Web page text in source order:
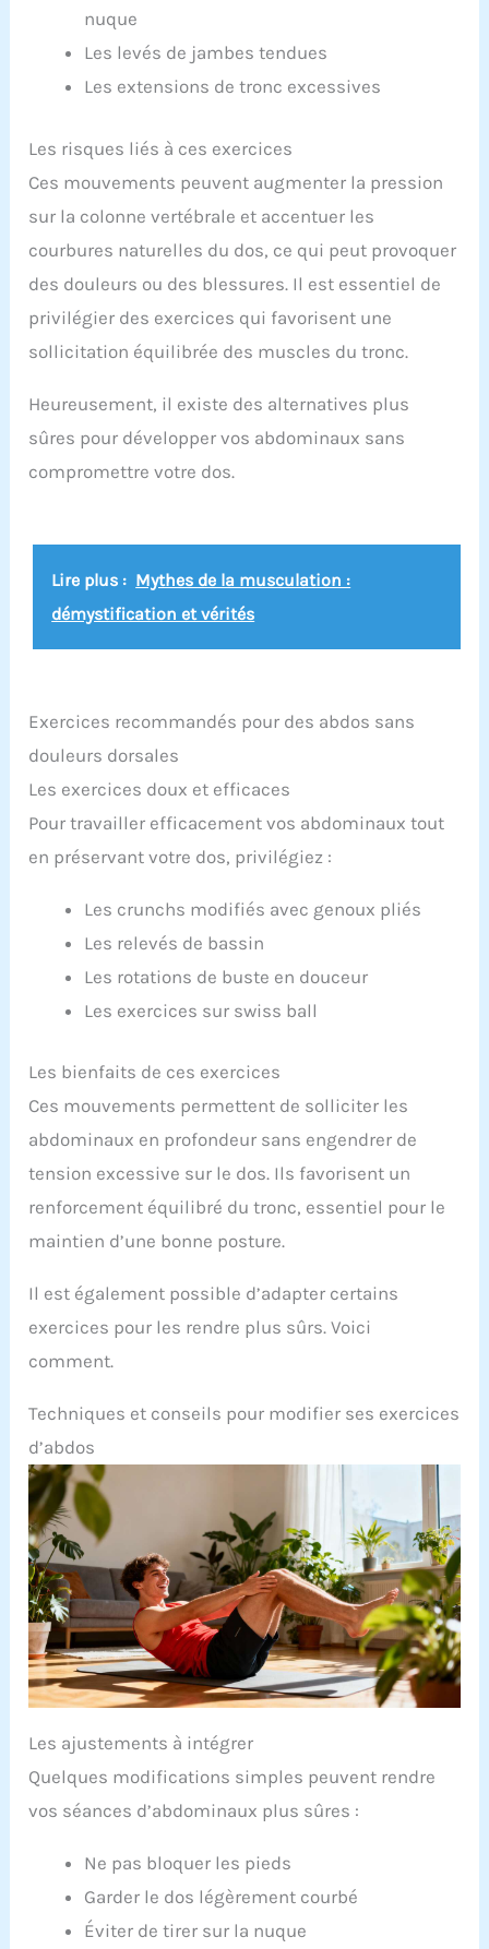
nuque
Les levés de jambes tendues
Les extensions de tronc excessives
Les risques liés à ces exercices
Ces mouvements peuvent augmenter la pression
sur la colonne vertébrale et accentuer les
courbures naturelles du dos, ce qui peut provoquer
des douleurs ou des blessures. Il est essentiel de
privilégier des exercices qui favorisent une
sollicitation équilibrée des muscles du tronc.
Heureusement, il existe des alternatives plus
sûres pour développer vos abdominaux sans
compromettre votre dos.
Lire plus : Mythes de la musculation :
démystification et vérités
Exercices recommandés pour des abdos sans
douleurs dorsales
Les exercices doux et efficaces
Pour travailler efficacement vos abdominaux tout
en préservant votre dos, privilégiez :
Les crunchs modifiés avec genoux pliés
Les relevés de bassin
Les rotations de buste en douceur
Les exercices sur swiss ball
Les bienfaits de ces exercices
Ces mouvements permettent de solliciter les
abdominaux en profondeur sans engendrer de
tension excessive sur le dos. Ils favorisent un
renforcement équilibré du tronc, essentiel pour le
maintien d’une bonne posture.
Il est également possible d’adapter certains
exercices pour les rendre plus sûrs. Voici
comment.
Techniques et conseils pour modifier ses exercices
d’abdos
Les ajustements à intégrer
Quelques modifications simples peuvent rendre
vos séances d’abdominaux plus sûres :
Ne pas bloquer les pieds
Garder le dos légèrement courbé
Éviter de tirer sur la nuque